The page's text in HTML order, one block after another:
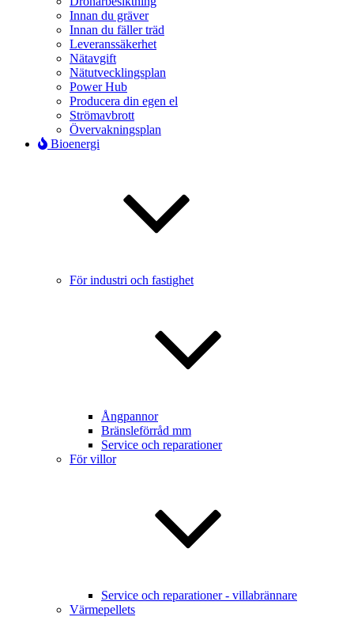
Innan du gräver
Innan du fäller träd
Leveranssäkerhet
Nätavgift
Nätutvecklingsplan
Power Hub
Producera din egen el
Strömavbrott
Övervakningsplan
Bioenergi
För industri och fastighet
Ångpannor
Bränsleförråd mm
Service och reparationer
För villor
Service och reparationer - villabrännare
Värmepellets